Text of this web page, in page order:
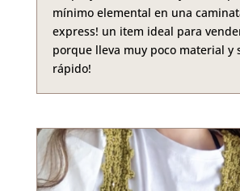
mínimo elemental en una
express! un item ideal para
porque lleva muy poco material y
rápido!